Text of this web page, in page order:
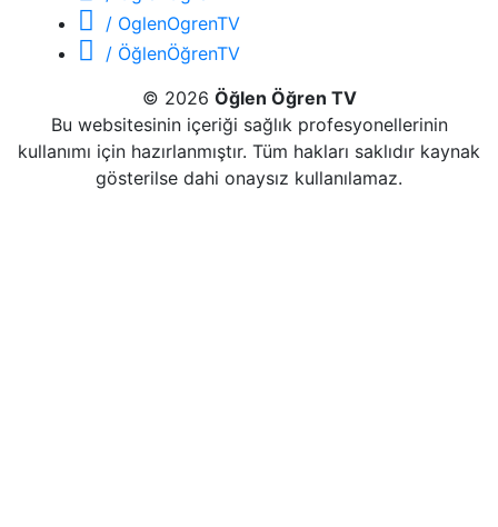
/ OglenOgrenTV
/ ÖğlenÖğrenTV
© 2026 Öğlen Öğren TV
Bu websitesinin içeriği sağlık profesyonellerinin
kullanımı için hazırlanmıştır. Tüm hakları saklıdır kaynak
gösterilse dahi onaysız kullanılamaz.